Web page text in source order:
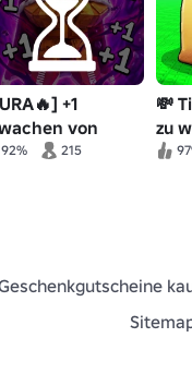
+1
von
92% 215
💸
zu